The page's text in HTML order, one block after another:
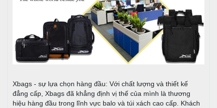
Xbags - sự lựa chọn hàng đầu: Với chất lượng và thiết kế
đẳng cấp, Xbags đã khẳng định vị thế của mình là thương
hiệu hàng đầu trong lĩnh vực balo và túi xách cao cấp. Khách